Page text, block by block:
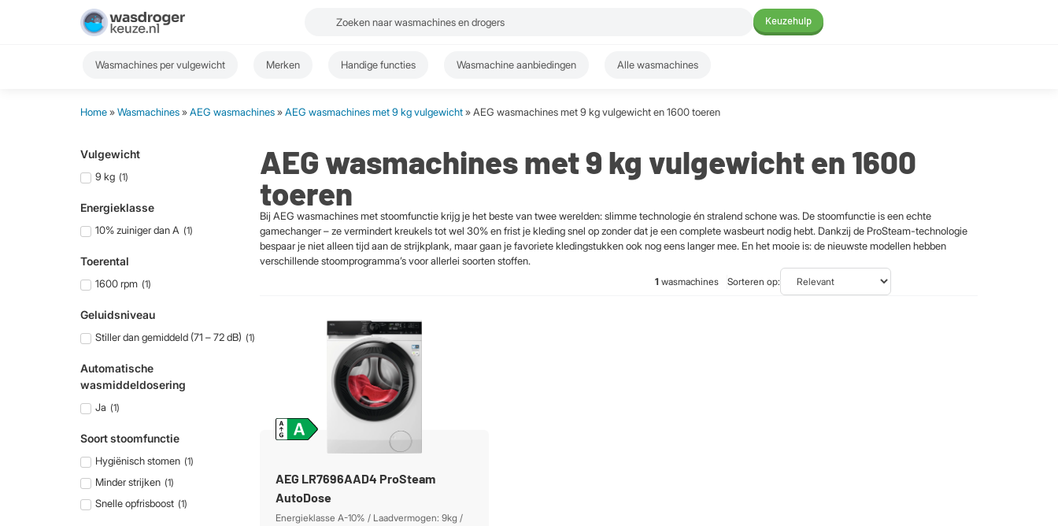
Keuzehulp
Wasmachines per vulgewicht Merken Handige functies Wasmachine aanbiedingen Alle wasmachines
Home»Wasmachines»AEG wasmachines»AEG wasmachines met 9 kg vulgewicht» AEG wasmachines met 9 kg vulgewicht en 1600 toeren
Vulgewicht
9 kg (1)
Energieklasse
10% zuiniger dan A (1)
Toerental
1600 rpm (1)
Geluidsniveau
Stiller dan gemiddeld (71 – 72 dB) (1)
Automatische
wasmiddeldosering
Ja (1)
Soort stoomfunctie
Hygiënisch stomen (1)
Minder strijken (1)
Snelle opfrisboost (1)
AEG wasmachines met 9 kg vulgewicht en 1600
toeren
Bij AEG wasmachines met stoomfunctie krijg je het beste van twee werelden: slimme technologie én stralend schone was. De stoomfunctie is een echte
gamechanger – ze vermindert kreukels tot wel 30% en frist je kleding snel op zonder dat je een complete wasbeurt nodig hebt. Dankzij de ProSteam-technologie
bespaar je niet alleen tijd aan de strijkplank, maar gaan je favoriete kledingstukken ook nog eens langer mee. En het mooie is: de nieuwste modellen hebben
verschillende stoomprogramma’s voor allerlei soorten stoffen.
1 wasmachines Sorteren op:
AEG LR7696AAD4 ProSteam
AutoDose
Energieklasse A-10% / Laadvermogen: 9kg /